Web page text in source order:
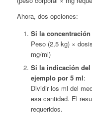
Ahora, dos opciones:
Si la
Peso (2,5 kg) ×
mg/ml)
Si la indicación
ejemplo por 5 ml:
Dividir los ml del
esa cantidad. El
requeridos.